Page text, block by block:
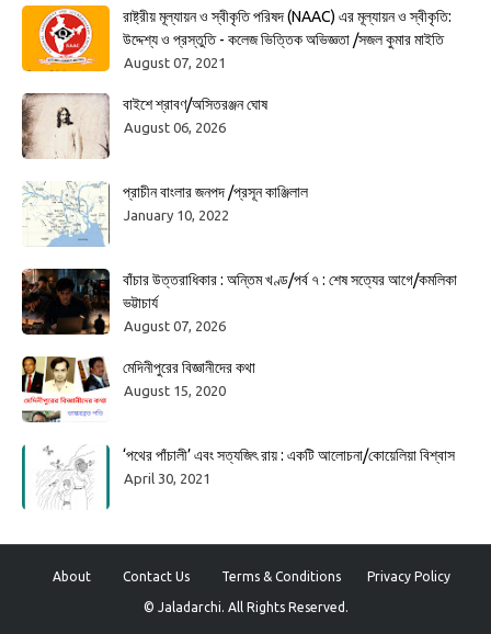
রাষ্ট্রীয় মূল্যায়ন ও স্বীকৃতি পরিষদ (NAAC) এর মূল্যায়ন ও স্বীকৃতি:
উদ্দেশ্য ও প্রস্তুতি - কলেজ ভিত্তিক অভিজ্ঞতা /সজল কুমার মাইতি
August 07, 2021
বাইশে শ্রাবণ/অসিতরঞ্জন ঘোষ
August 06, 2026
প্রাচীন বাংলার জনপদ /প্রসূন কাঞ্জিলাল
January 10, 2022
বাঁচার উত্তরাধিকার : অন্তিম খণ্ড/পর্ব ৭ : শেষ সত্যের আগে/কমলিকা
ভট্টাচার্য
August 07, 2026
মেদিনীপুরের বিজ্ঞানীদের কথা
August 15, 2020
‘পথের পাঁচালী’ এবং সত্যজিৎ রায় : একটি আলোচনা/কোয়েলিয়া বিশ্বাস
April 30, 2021
About Contact Us Terms & Conditions Privacy Policy
© Jaladarchi. All Rights Reserved.